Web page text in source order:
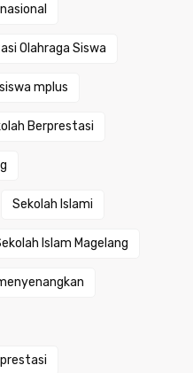
Olahraga Siswa
mplus
Berprestasi
Sekolah Islami
Islam Magelang